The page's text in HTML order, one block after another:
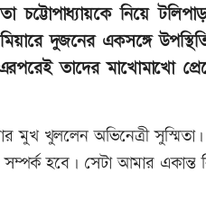
চট্টোপাধ্যায়কে নিয়ে
দুজনের একসঙ্গে
এরপরেই তাদের
মুখ খুললেন অভিনেত্রী
হবে। সেটা আমার